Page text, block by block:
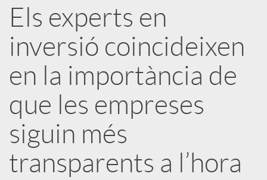
r
x
e
s
Els experts en
inversió coincideixen
en la importància de
que les empreses
siguin més
transparents a l’hora